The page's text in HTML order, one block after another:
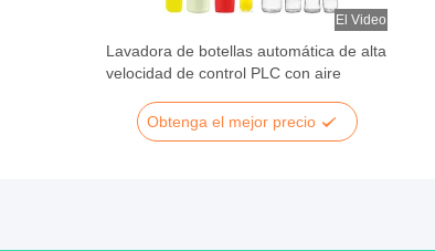
El Video
Lavadora de botellas automática de alta
velocidad de control PLC con aire
Obtenga el mejor precio